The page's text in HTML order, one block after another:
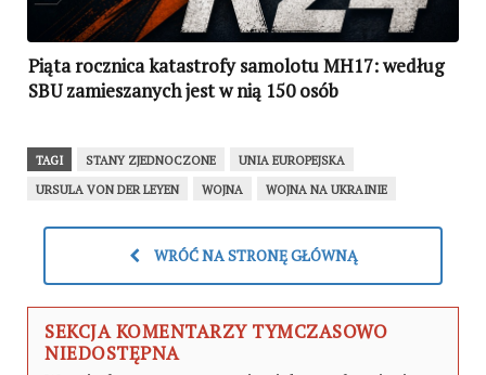
Piąta rocznica katastrofy samolotu MH17: według
SBU zamieszanych jest w nią 150 osób
TAGI STANY ZJEDNOCZONE
UNIA EUROPEJSKA
URSULA VON DER LEYEN
WOJNA WOJNA NA UKRAINIE
WRÓĆ NA STRONĘ GŁÓWNĄ
SEKCJA KOMENTARZY TYMCZASOWO
NIEDOSTĘPNA